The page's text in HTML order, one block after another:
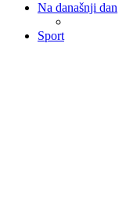
Na današnji dan
Sport